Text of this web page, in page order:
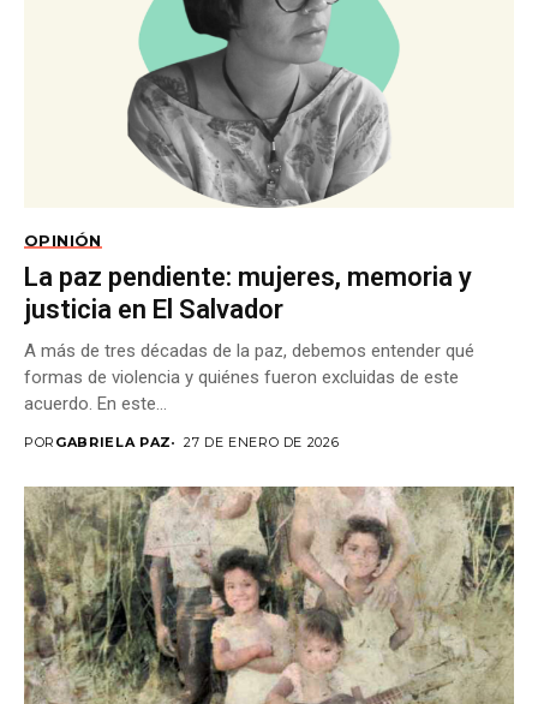
OPINIÓN
La paz pendiente: mujeres, memoria y
justicia en El Salvador
A más de tres décadas de la paz, debemos entender qué
formas de violencia y quiénes fueron excluidas de este
acuerdo. En este...
POR GABRIELA PAZ 27 DE ENERO DE 2026